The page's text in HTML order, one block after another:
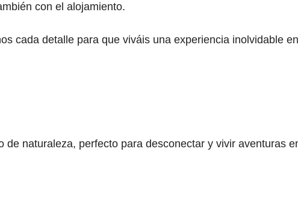
con el alojamiento.
cada detalle para que viváis una experiencia inolvidable
naturaleza, perfecto para desconectar y vivir aventuras